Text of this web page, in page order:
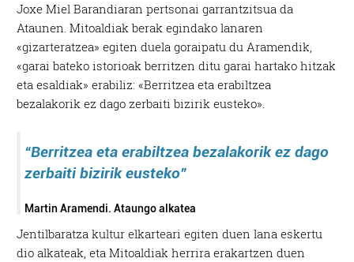
Joxe Miel Barandiaran pertsonai garrantzitsua da
Ataunen. Mitoaldiak berak egindako lanaren
«gizarteratzea» egiten duela goraipatu du Aramendik,
«garai bateko istorioak berritzen ditu garai hartako hitzak
eta esaldiak» erabiliz: «Berritzea eta erabiltzea
bezalakorik ez dago zerbaiti bizirik eusteko».
“Berritzea eta erabiltzea bezalakorik ez dago
zerbaiti bizirik eusteko”
Martin Aramendi. Ataungo alkatea
Jentilbaratza kultur elkarteari egiten duen lana eskertu
dio alkateak, eta Mitoaldiak herrira erakartzen duen